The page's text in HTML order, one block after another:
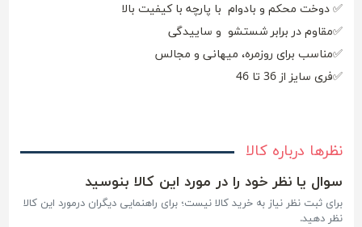
✅ دوخت محکم و بادوام با پارچه با کیفیت بالا
✅مقاوم در برابر شستشو و ساییدگی
✅مناسب برای روزمره، میهانی و مجالس
✅فری سایز از 36 تا 46
نظرها درباره کالا
سوال یا نظر خود را در مورد این کالا بنوسید
برای ثبت نظر نیاز به خرید کالا نیست؛ برای راهنمایی دیگران درمورد این کالا
نظر دهید.